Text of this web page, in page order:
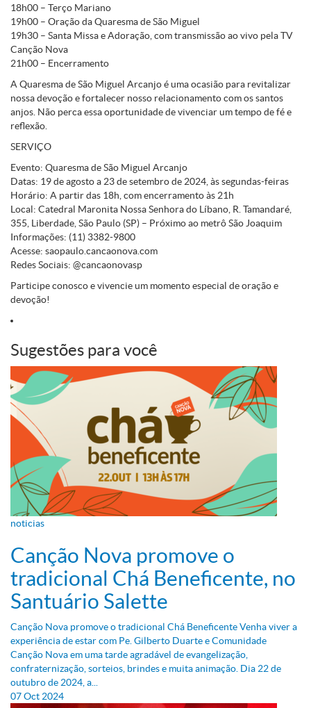
18h00 – Terço Mariano
19h00 – Oração da Quaresma de São Miguel
19h30 – Santa Missa e Adoração, com transmissão ao vivo pela TV
Canção Nova
21h00 – Encerramento
A Quaresma de São Miguel Arcanjo é uma ocasião para revitalizar
nossa devoção e fortalecer nosso relacionamento com os santos
anjos. Não perca essa oportunidade de vivenciar um tempo de fé e
reflexão.
SERVIÇO
Evento: Quaresma de São Miguel Arcanjo
Datas: 19 de agosto a 23 de setembro de 2024, às segundas-feiras
Horário: A partir das 18h, com encerramento às 21h
Local: Catedral Maronita Nossa Senhora do Líbano, R. Tamandaré,
355, Liberdade, São Paulo (SP) – Próximo ao metrô São Joaquim
Informações: (11) 3382-9800
Acesse: saopaulo.cancaonova.com
Redes Sociais: @cancaonovasp
Participe conosco e vivencie um momento especial de oração e
devoção!
Sugestões para você
noticias
Canção Nova promove o
tradicional Chá Beneficente, no
Santuário Salette
Canção Nova promove o tradicional Chá Beneficente Venha viver a
experiência de estar com Pe. Gilberto Duarte e Comunidade
Canção Nova em uma tarde agradável de evangelização,
confraternização, sorteios, brindes e muita animação. Dia 22 de
outubro de 2024, a...
07Oct 2024